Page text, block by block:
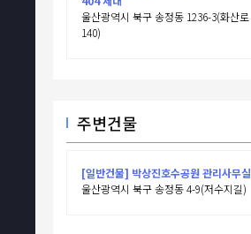
울산광역시 북구 송정동 1236-3(화산로
140)
주변건물
[일반건물] 박상진호수공원 관리사무실
울산광역시 북구 송정동 4-9(저수지길)